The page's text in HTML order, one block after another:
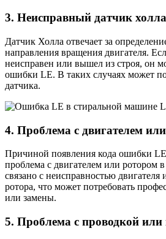
3. Неисправный датчик холла
Датчик Холла отвечает за
направления вращения двигателя.
неисправен или вышел из строя, он
ошибки LE. В таких случаях может
датчика.
4. Проблема с двигателем
Причиной появления кода ошибки
проблема с двигателем или ротором
связано с неисправностью
ротора, что может потребовать
или замены.
5. Проблема с проводкой или